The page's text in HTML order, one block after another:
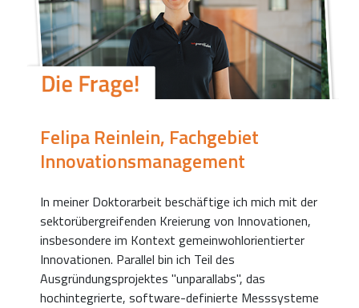
Felipa Reinlein, Fachgebiet
Innovationsmanagement
In meiner Doktorarbeit beschäftige ich mich mit der
sektorübergreifenden Kreierung von Innovationen,
insbesondere im Kontext gemeinwohlorientierter
Innovationen. Parallel bin ich Teil des
Ausgründungsprojektes "unparallabs", das
hochintegrierte, software-definierte Messsysteme